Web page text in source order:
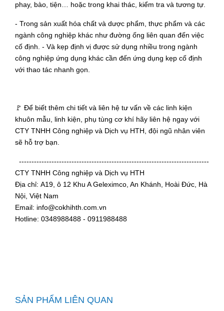
phay, bào, tiện… hoặc trong khai thác, kiểm tra và tương tự.
- Trong sản xuất hóa chất và dược phẩm, thực phẩm và các
ngành công nghiệp khác như đường ống liên quan đến việc
cố định. - Và kẹp định vị được sử dụng nhiều trong ngành
công nghiệp ứng dụng khác cần đến ứng dụng kẹp cố định
với thao tác nhanh gọn.
🚩 Để biết thêm chi tiết và liên hệ tư vấn về các linh kiện
khuôn mẫu, linh kiện, phụ tùng cơ khí hãy liên hệ ngay với
CTY TNHH Công nghiệp và Dịch vụ HTH, đội ngũ nhân viên
sẽ hỗ trợ bạn.
----------------------------------------------------------------------------
CTY TNHH Công nghiệp và Dịch vụ HTH
Địa chỉ: A19, ô 12 Khu A Geleximco, An Khánh, Hoài Đức, Hà
Nội, Việt Nam
Email: info@cokhihth.com.vn
Hotline: 0348988488 - 0911988488
SẢN PHẨM LIÊN QUAN